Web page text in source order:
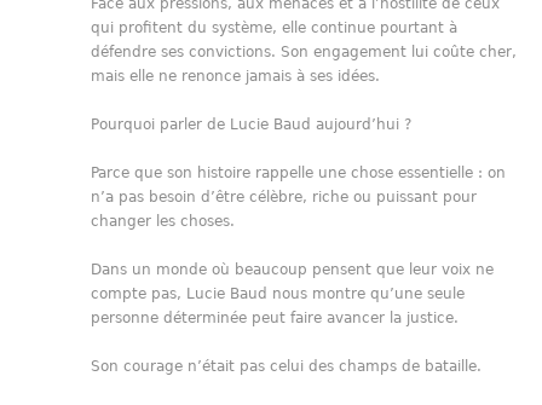
Face aux pressions, aux menaces et à l’hostilité de ceux
qui profitent du système, elle continue pourtant à
défendre ses convictions. Son engagement lui coûte cher,
mais elle ne renonce jamais à ses idées.
Pourquoi parler de Lucie Baud aujourd’hui ?
Parce que son histoire rappelle une chose essentielle : on
n’a pas besoin d’être célèbre, riche ou puissant pour
changer les choses.
Dans un monde où beaucoup pensent que leur voix ne
compte pas, Lucie Baud nous montre qu’une seule
personne déterminée peut faire avancer la justice.
Son courage n’était pas celui des champs de bataille.